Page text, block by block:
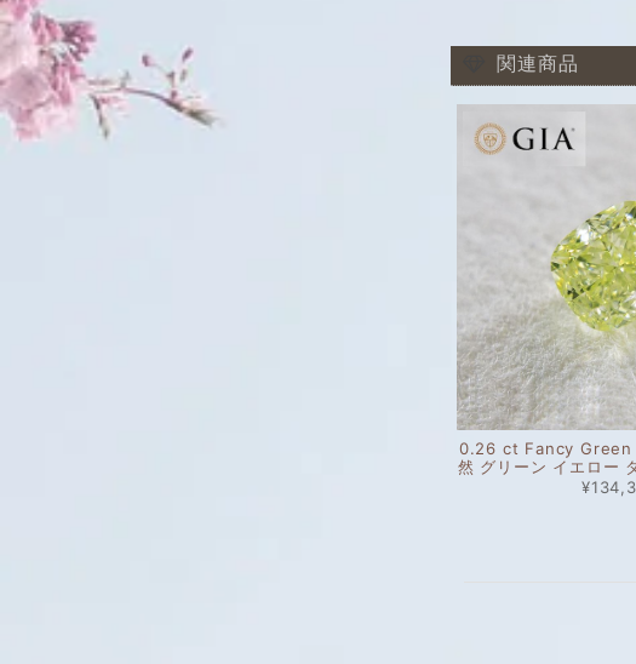
関連商品
0.26 ct Fancy Green
然 グリーン イエロー